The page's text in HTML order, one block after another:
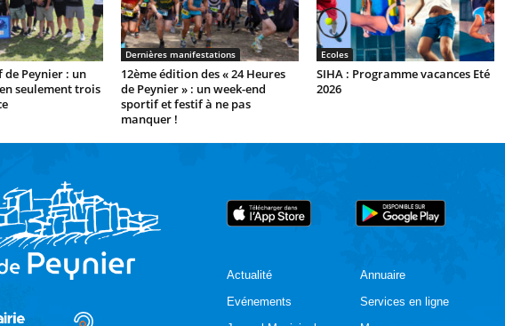
de Peynier : un
seulement trois
Dernières manifestations
12ème édition des « 24 Heures
de Peynier » : un week-end
sportif et festif à ne pas
manquer !
Ecoles
SIHA : Programme vacances Eté
2026
Actualité
Evénements
Annuaire
Services en ligne